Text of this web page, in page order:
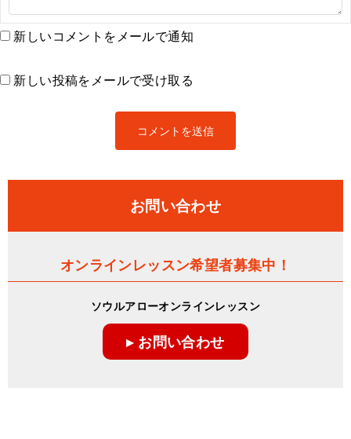
新しいコメントをメールで通知
新しい投稿をメールで受け取る
お問い合わせ
オンラインレッスン希望者募集中！
ソウルアローオンラインレッスン
▸ お問い合わせ